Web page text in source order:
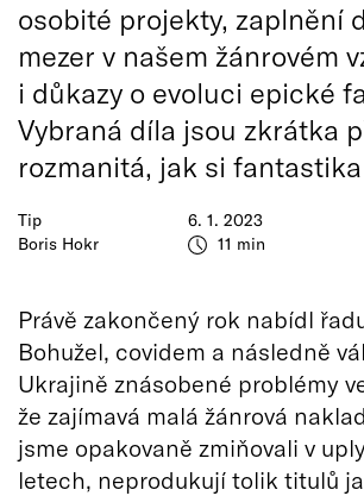
Tip
Boris Hokr
6. 1. 2023
11 min
osobité projekty, zaplnění
mezer v našem žánrovém
i důkazy o evoluci epické
Vybraná díla jsou zkrátka
rozmanitá, jak si
Právě zakončený rok nabídl
Bohužel, covidem a následně
Ukrajině znásobené problémy
že zajímavá malá žánrová
jsme opakovaně zmiňovali v
letech, neprodukují tolik titulů